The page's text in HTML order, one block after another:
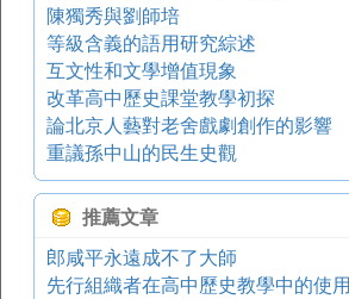
陳獨秀與劉師培
等級含義的語用研究綜述
互文性和文學增值現象
改革高中歷史課堂教學初探
論北京人藝對老舍戲劇創作的影響
重議孫中山的民生史觀
推薦文章
郎咸平永遠成不了大師
先行組織者在高中歷史教學中的使用